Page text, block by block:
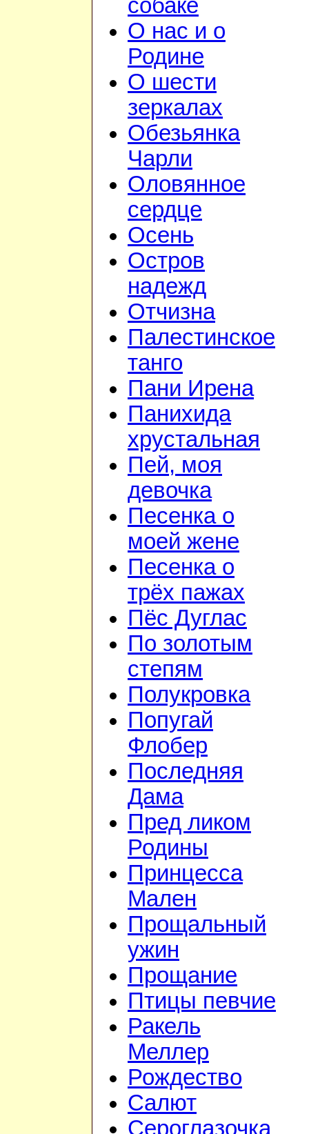
собаке
О нас и о
Родине
О шести
зеркалах
Обезьянка
Чарли
Оловянное
сердце
Осень
Остров
надежд
Отчизна
Палестинское
танго
Пани Ирена
Панихида
хрустальная
Пей, моя
девочка
Песенка о
моей жене
Песенка о
трёх пажах
Пёс Дуглас
По золотым
степям
Полукровка
Попугай
Флобер
Последняя
Дама
Пред ликом
Родины
Принцесса
Мален
Прощальный
ужин
Прощание
Птицы певчие
Ракель
Меллер
Рождество
Салют
Сероглазочка